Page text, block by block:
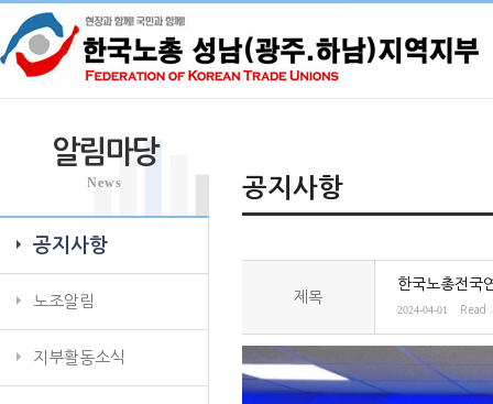
알림마당
News
공지사항
노조알림
지부활동소식
공지사항
제목
2024-04-01 Read